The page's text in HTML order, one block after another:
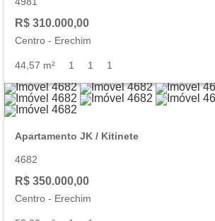
R$ 310.000,00
Centro - Erechim
44,57 m² 1 1 1
Apartamento JK / Kitinete
4682
R$ 350.000,00
Centro - Erechim